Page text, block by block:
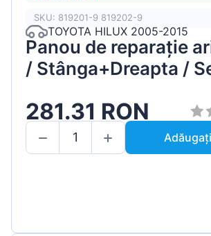
SKU: 819201-9 819202-9
TOYOTA HILUX 2005-2015
Panou de reparație
/ Stânga+Dreapta /
281.31 RON